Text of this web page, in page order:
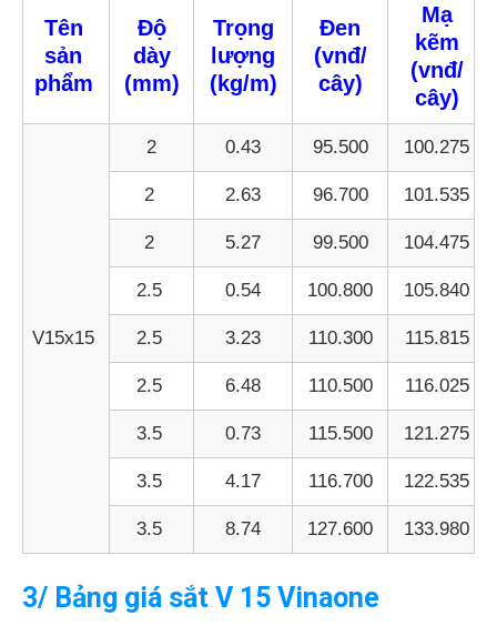
Tên
sản
phẩm
Độ
dày
(mm)
Trọng
lượng
(kg/m)
Đen
(vnđ/
cây)
Mạ
kẽm
(vnđ/
cây)
V15x15
2 0.43 95.500 100.275
2 2.63 96.700 101.535
2 5.27 99.500 104.475
2.5 0.54 100.800 105.840
2.5 3.23 110.300 115.815
2.5 6.48 110.500 116.025
3.5 0.73 115.500 121.275
3.5 4.17 116.700 122.535
3.5 8.74 127.600 133.980
3/ Bảng giá sắt V 15 Vinaone